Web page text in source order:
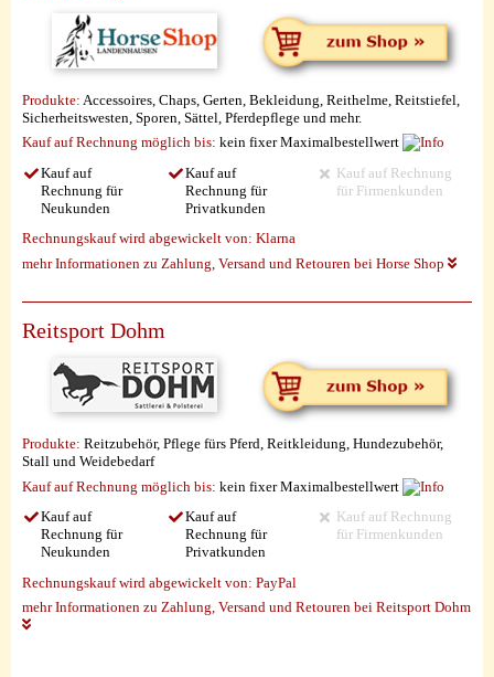
Produkte: Accessoires, Chaps, Gerten, Bekleidung, Reithelme, Reitstiefel,
Sicherheitswesten, Sporen, Sättel, Pferdepflege und mehr.
Kauf auf Rechnung möglich bis: kein fixer Maximalbestellwert
Kauf auf
Rechnung für
Neukunden
Kauf auf
Rechnung für
Privatkunden
Kauf auf Rechnung
für Firmenkunden
Rechnungskauf wird abgewickelt von: Klarna
mehr Informationen zu Zahlung, Versand und Retouren bei Horse Shop
Reitsport Dohm
Produkte: Reitzubehör, Pflege fürs Pferd, Reitkleidung, Hundezubehör,
Stall und Weidebedarf
Kauf auf Rechnung möglich bis: kein fixer Maximalbestellwert
Kauf auf
Rechnung für
Neukunden
Kauf auf
Rechnung für
Privatkunden
Kauf auf Rechnung
für Firmenkunden
Rechnungskauf wird abgewickelt von: PayPal
mehr Informationen zu Zahlung, Versand und Retouren bei Reitsport Dohm